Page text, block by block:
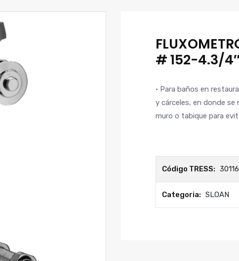
# 152-4.3/
• Para baños en
y cárceles, en donde
muro o tabique para
Código TRESS:
Categoria: SLOAN